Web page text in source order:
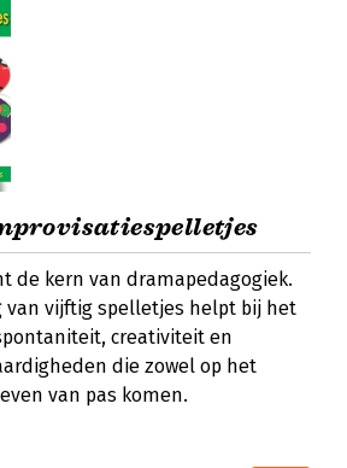
de kern van dramapedagogiek.
van vijftig spelletjes helpt bij het
creativiteit en
die zowel op het
van pas komen.